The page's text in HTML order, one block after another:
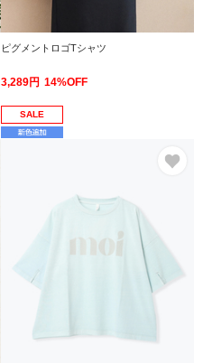
ピグメントロゴTシャツ
3,289円 14%OFF
SALE